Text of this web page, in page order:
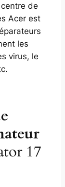
de
Acer est
les
virus, le
17